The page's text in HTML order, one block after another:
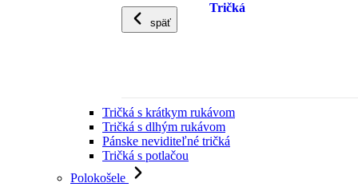
späť
Tričká
Tričká s krátkym rukávom
Tričká s dlhým rukávom
Pánske neviditeľné tričká
Tričká s potlačou
Polokošele